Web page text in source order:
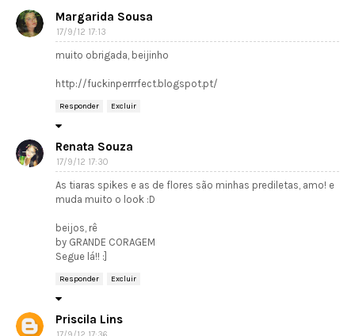
Margarida Sousa
17/9/12 17:13
muito obrigada, beijinho
http://fuckinperrrfect.blogspot.pt/
Responder Excluir
Renata Souza
17/9/12 17:30
As tiaras spikes e as de flores são minhas prediletas, amo! e
muda muito o look :D
beijos, rê
by GRANDE CORAGEM
Segue lá!! :]
Responder Excluir
Priscila Lins